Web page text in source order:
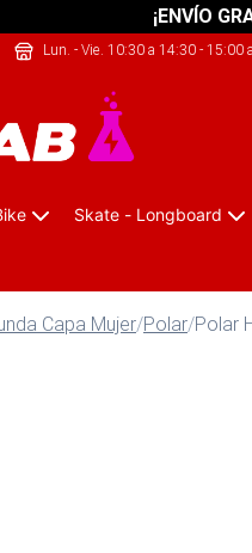
¡ENVÍO
SHERPALIFE.CL
Lun. - Vie. 10:30 a 14:30 - 15:00
Skate - Longboard
Capa Mujer/Polar/Polar